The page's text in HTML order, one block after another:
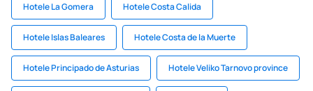
Hotele La Gomera Hotele Costa Calida
Hotele Islas Baleares Hotele Costa de la Muerte
Hotele Principado de Asturias Hotele Veliko Tarnovo province